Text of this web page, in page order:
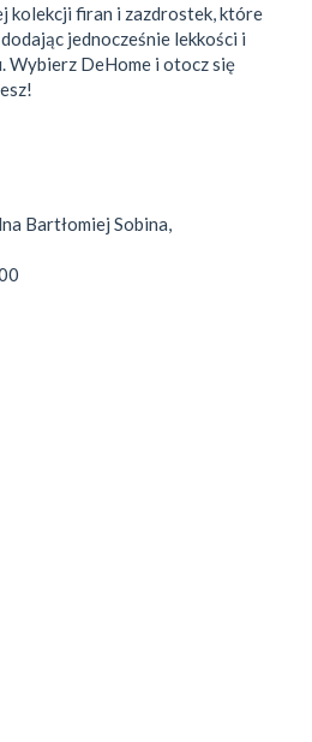
kolekcji firan i zazdrostek, które
jednocześnie lekkości i
Wybierz DeHome i otocz się
Bartłomiej Sobina,